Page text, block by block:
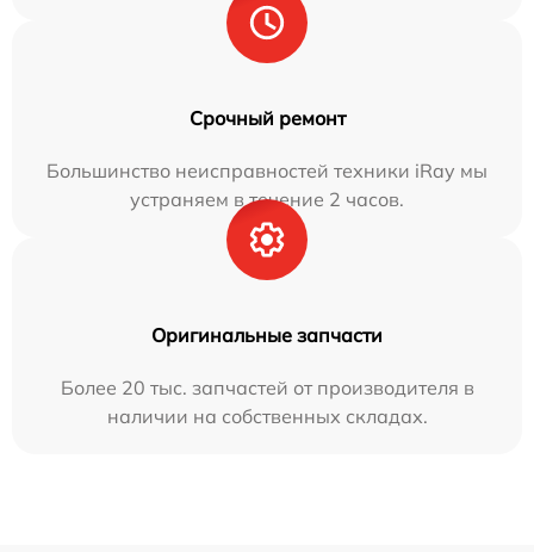
Срочный ремонт
Большинство неисправностей техники iRay мы
устраняем в течение 2 часов.
Оригинальные запчасти
Более 20 тыс. запчастей от производителя в
наличии на собственных складах.